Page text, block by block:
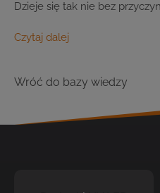
Dzieje się tak nie bez
Czytaj dalej
Wróć do bazy wiedzy